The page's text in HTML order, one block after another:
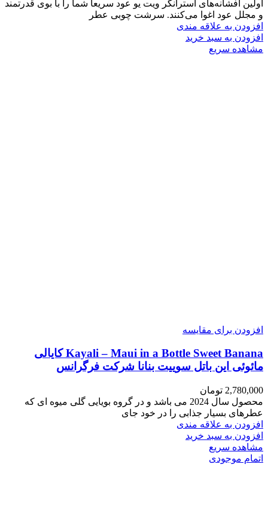
اولین افشانه‌های استرانگر ویت یو عود سریعا شما را با بوی قدرتمند
و مجلل عود اغوا می‌کنند. سرشت چوبی عطر
افزودن به علاقه مندی
افزودن به سبد خرید
مشاهده سریع
افزودن برای مقایسه
Kayali – Maui in a Bottle Sweet Banana کایالی
مائوئی این باتل سوییت بنانا شرکت فرگرانس
2,780,000 تومان
محصول سال 2024 می باشد و در گروه بویایی گلی میوه ای که
عطرهای بسیار جذابی را در خود جای
افزودن به علاقه مندی
افزودن به سبد خرید
مشاهده سریع
اتمام موجودی